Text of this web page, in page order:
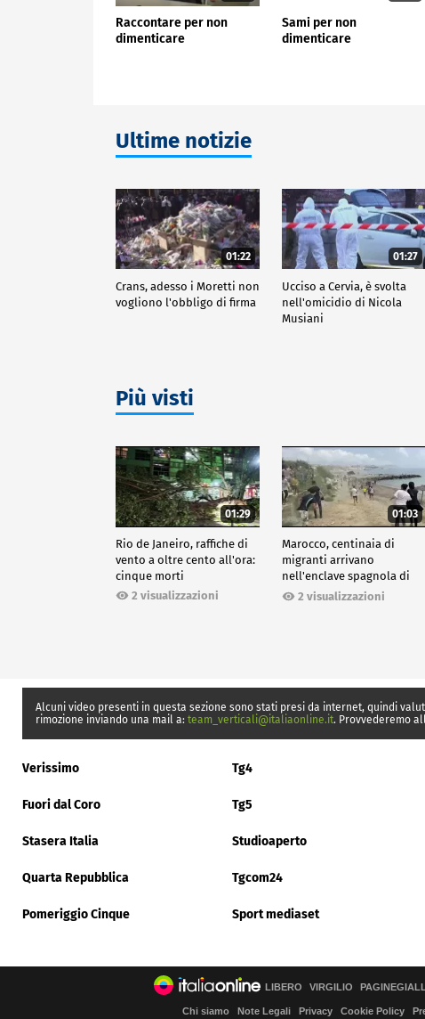
Raccontare per non
dimenticare
Sami per non
dimenticare
Ultime notizie
01:22
Crans, adesso i Moretti non
vogliono l'obbligo di firma
01:27
Ucciso a Cervia, è svolta
nell'omicidio di Nicola
Musiani
Più visti
01:29
Rio de Janeiro, raffiche di
vento a oltre cento all'ora:
cinque morti
2 visualizzazioni
01:03
Marocco, centinaia di
migranti arrivano
nell'enclave spagnola di
Ceuta2 visualizzazioni
Alcuni video presenti in questa sezione sono stati presi da internet, quindi
rimozione inviando una mail a: team_verticali@italiaonline.it. Provvederemo
Verissimo Tg4
Fuori dal Coro Tg5
Stasera Italia Studioaperto
Quarta Repubblica Tgcom24
Pomeriggio Cinque Sport mediaset
LIBERO VIRGILIO
Chi siamo Note Legali Privacy Cookie Policy